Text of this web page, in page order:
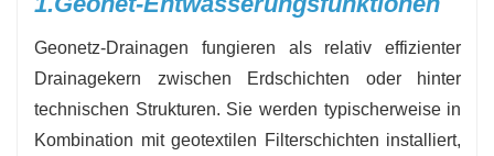
Geonetz-Drainagen fungieren als relativ effizienter
Drainagekern zwischen Erdschichten oder hinter
technischen Strukturen. Sie werden typischerweise in
Kombination mit geotextilen Filterschichten installiert,